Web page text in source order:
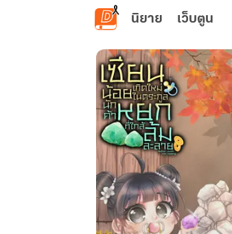
ข้ามไปยังเนื้อหาหลัก
นิยาย เว็บตูน